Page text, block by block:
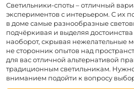
Светильники-споты – отличный
экспериментов с интерьером. С их
в доме самые разнообразные
подчёркивая и выделяя
наоборот, скрывая нежелательные
не сторонник опытов над
для вас отличной альтернативой
традиционным светильникам. Нужно
вниманием подойти к вопросу